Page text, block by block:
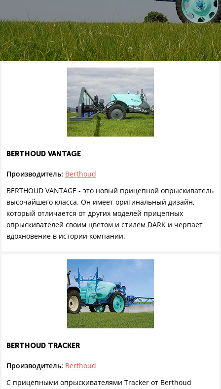
BERTHOUD VANTAGE
Производитель: Berthoud
BERTHOUD VANTAGE - это новый прицепной опрыскиватель
высочайшего класса. Он имеет оригинальный дизайн,
который отличается от других моделей прицепных
опрыскивателей своим цветом и стилем DARK и черпает
вдохновение в истории компании.
BERTHOUD TRACKER
Производитель: Berthoud
С прицепными опрыскивателями Tracker от Berthoud